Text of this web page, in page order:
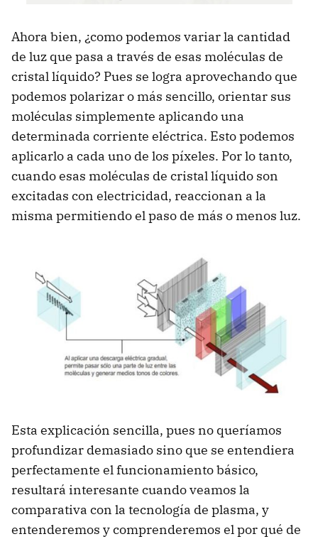
Ahora bien, ¿como podemos variar la cantidad
de luz que pasa a través de esas moléculas de
cristal líquido? Pues se logra aprovechando que
podemos polarizar o más sencillo, orientar sus
moléculas simplemente aplicando una
determinada corriente eléctrica. Esto podemos
aplicarlo a cada uno de los píxeles. Por lo tanto,
cuando esas moléculas de cristal líquido son
excitadas con electricidad, reaccionan a la
misma permitiendo el paso de más o menos luz.
Esta explicación sencilla, pues no queríamos
profundizar demasiado sino que se entendiera
perfectamente el funcionamiento básico,
resultará interesante cuando veamos la
comparativa con la tecnología de plasma, y
entenderemos y comprenderemos el por qué de